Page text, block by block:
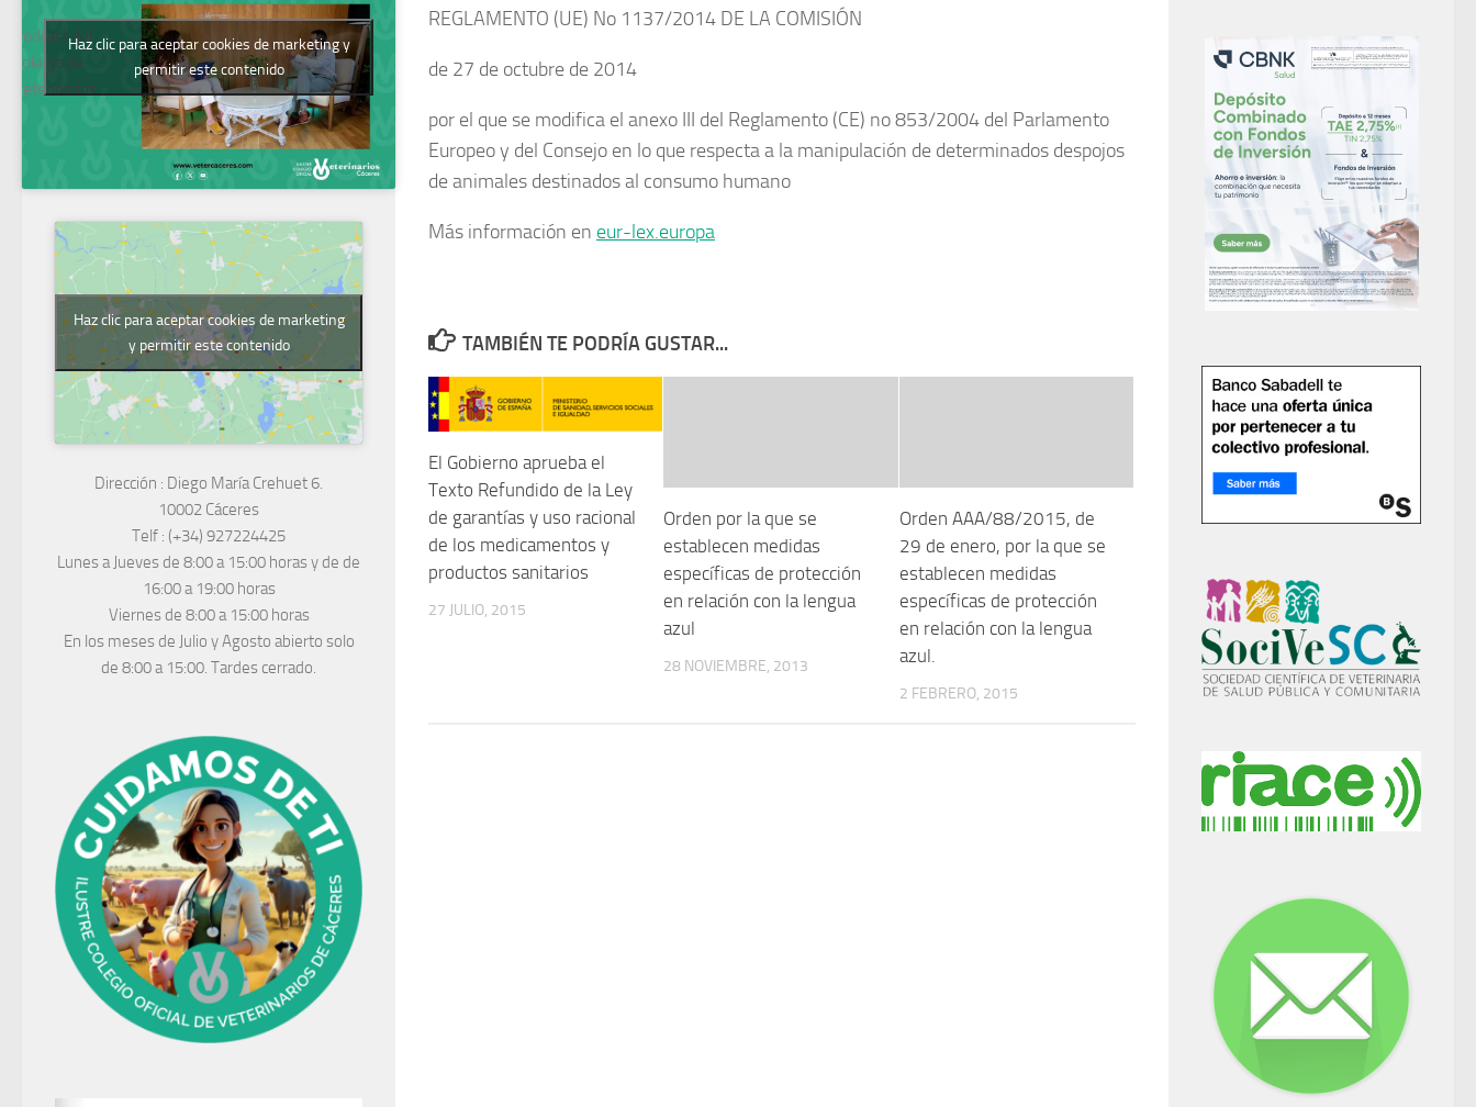
REGLAMENTO (UE) No 1137/2014 DE LA COMISIÓN
de 27 de octubre de 2014
por el que se modifica el anexo III del Reglamento (CE) no853/2004 del Parlamento
Europeo y del Consejo en lo que respecta a la manipulación de determinados despojos
de animales destinados al consumo humano
Más información en eur-lex.europa
TAMBIÉN TE PODRÍA GUSTAR...
El Gobierno aprueba el
Texto Refundido de la Ley
de garantías y uso racional
de los medicamentos y
productos sanitarios
27 JULIO, 2015
Orden por la que se
establecen medidas
específicas de protección
en relación con la lengua
azul
28 NOVIEMBRE, 2013
Orden AAA/88/2015, de
29 de enero, por la que se
establecen medidas
específicas de protección
en relación con la lengua
azul.
2 FEBRERO, 2015
Podcast del
Colegio de
Veterinarios
Haz clic para aceptar cookies de marketing y
permitir este contenido
Haz clic para aceptar cookies de marketing
y permitir este contenido
Dirección : Diego María Crehuet 6.
10002 Cáceres
Telf : (+34) 927224425
Lunes a Jueves de 8:00 a 15:00 horas y de de
16:00 a 19:00 horas
Viernes de 8:00 a 15:00 horas
En los meses de Julio y Agosto abierto solo
de 8:00 a 15:00. Tardes cerrado.